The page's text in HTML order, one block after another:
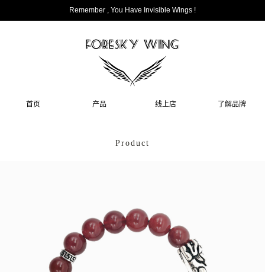
Remember , You Have Invisible Wings !
首页 产品 线上店 了解品牌
Product